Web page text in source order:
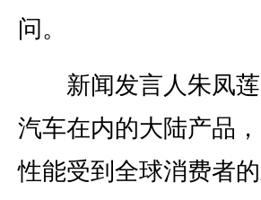
问。
新闻发言人朱凤莲
汽车在内的大陆产品
性能受到全球消费者